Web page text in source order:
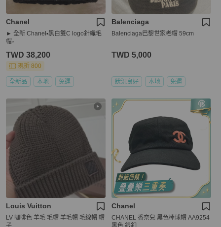
Chanel
► 全新 Chanel▪️黑白雙C logo針織毛
帽▫️
TWD 38,200
現折 800
全新品 本地 免運
Balenciaga
Balenciaga巴黎世家老帽 59cm
TWD 5,000
狀況良好 本地 免運
Louis Vuitton
LV 咖啡色 羊毛 毛帽 羊毛帽 毛線帽 帽
子
Chanel
CHANEL 香奈兒 黑色棒球帽 AA9254
黑色 銀釦